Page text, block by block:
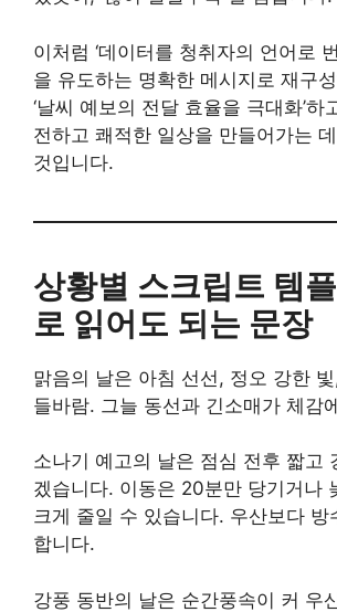
이처럼 ‘데이터를 청취자의 언어로
을 유도하는 명확한 메시지로 재구
‘날씨 예보의 전달 효율을 극대화’하
전하고 쾌적한 일상을 만들어가는
것입니다.
상황별 스크립트 템
로 읽어도 되는 문장
맑음의 날은 아침 선선, 정오 강한
들바람. 그늘 동선과 긴소매가 체감
소나기 예고의 날은 점심 전후 짧고
겠습니다. 이동은 20분만 당기거나
크게 줄일 수 있습니다. 우산보다 방
합니다.
강풍 동반의 날은 순간풍속이 커 우